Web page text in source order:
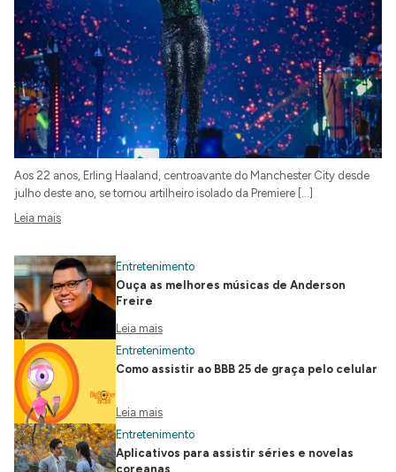
Aos 22 anos, Erling Haaland, centroavante do Manchester City desde
julho deste ano, se tornou artilheiro isolado da Premiere […]
Leia mais
Entretenimento
Ouça as melhores músicas de Anderson
Freire
Leia mais
Entretenimento
Como assistir ao BBB 25 de graça pelo celular
Leia mais
Entretenimento
Aplicativos para assistir séries e novelas
coreanas